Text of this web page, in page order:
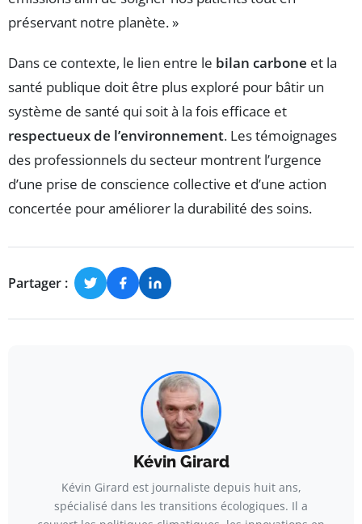
préservant notre planète. »
Dans ce contexte, le lien entre le bilan carbone et la
santé publique doit être plus exploré pour bâtir un
système de santé qui soit à la fois efficace et
respectueux de l’environnement. Les témoignages
des professionnels du secteur montrent l’urgence
d’une prise de conscience collective et d’une action
concertée pour améliorer la durabilité des soins.
Partager :
Kévin Girard
Kévin Girard est journaliste depuis huit ans,
spécialisé dans les transitions écologiques. Il a